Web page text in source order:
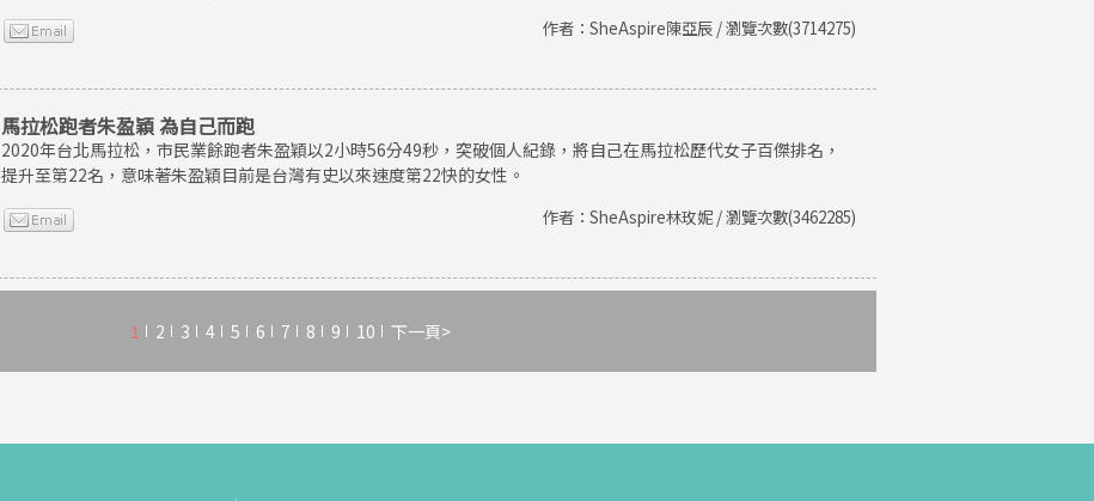
作者：SheAspire陳亞辰 / 瀏覽次數(3714275)
馬拉松跑者朱盈穎 為自己而跑
2020年台北馬拉松，市民業餘跑者朱盈穎以2小時56分49秒，突破個人紀錄，將自己在馬拉松歷代女子百傑排名，
提升至第22名，意味著朱盈穎目前是台灣有史以來速度第22快的女性。
作者：SheAspire林玫妮 / 瀏覽次數(3462285)
1 2 3 4 5 6 7 8 9 10 下一頁>